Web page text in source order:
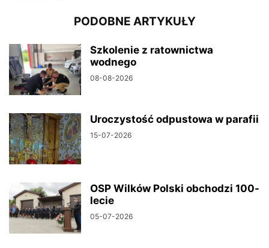
PODOBNE ARTYKUŁY
Szkolenie z ratownictwa
wodnego
08-08-2026
Uroczystość odpustowa w parafii
15-07-2026
OSP Wilków Polski obchodzi 100-
lecie
05-07-2026